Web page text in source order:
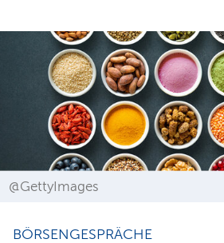
@GettyImages
BÖRSENGESPRÄCHE
Anmelden